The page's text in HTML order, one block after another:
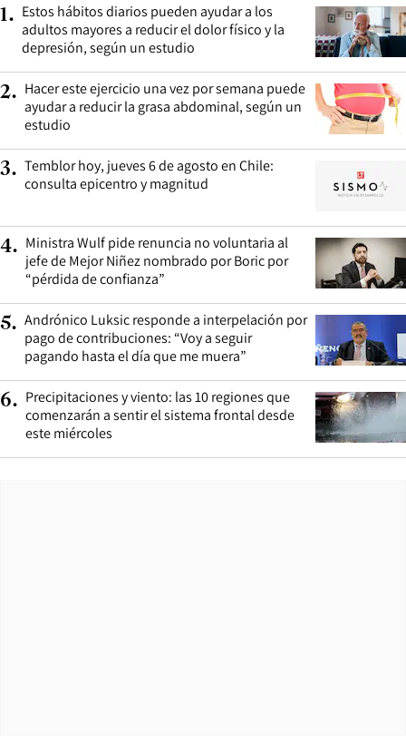
1. Estos hábitos diarios pueden ayudar a los
adultos mayores a reducir el dolor físico y la
depresión, según un estudio
2. Hacer este ejercicio una vez por semana puede
ayudar a reducir la grasa abdominal, según un
estudio
3. Temblor hoy, jueves 6 de agosto en Chile:
consulta epicentro y magnitud
4. Ministra Wulf pide renuncia no voluntaria al
jefe de Mejor Niñez nombrado por Boric por
“pérdida de confianza”
5. Andrónico Luksic responde a interpelación por
pago de contribuciones: “Voy a seguir
pagando hasta el día que me muera”
6. Precipitaciones y viento: las 10 regiones que
comenzarán a sentir el sistema frontal desde
este miércoles